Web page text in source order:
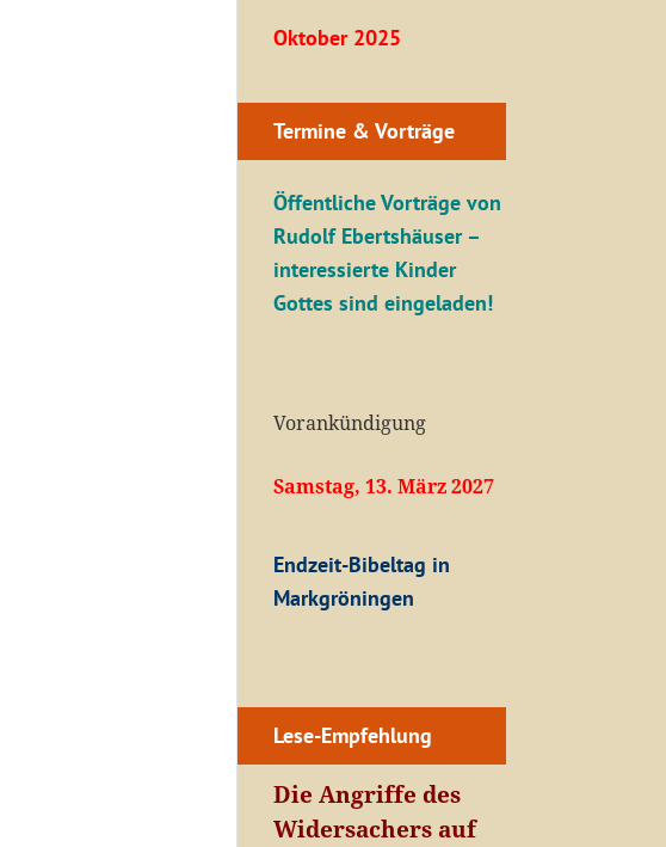
Oktober 2025
Termine & Vorträge
Öffentliche Vorträge von
Rudolf Ebertshäuser –
interessierte Kinder
Gottes sind eingeladen!
Vorankündigung
Samstag, 13. März 2027
Endzeit-Bibeltag in
Markgröningen
Lese-Empfehlung
Die Angriffe des
Widersachers auf